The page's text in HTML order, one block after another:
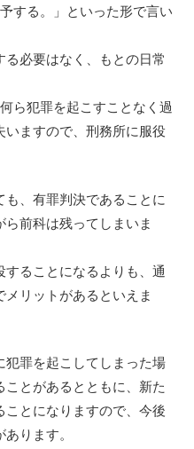
する。」といった形で言い
必要はなく、もとの日常
ら犯罪を起こすことなく過
いますので、刑務所に服役
、有罪判決であることに
前科は残ってしまいま
ることになるよりも、通
リットがあるといえま
犯罪を起こしてしまった場
とがあるとともに、新た
とになりますので、今後
ります。